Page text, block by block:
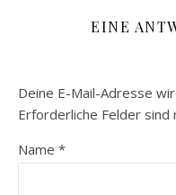
EINE
Deine E-Mail-Adresse
Erforderliche Felder sind
Name *